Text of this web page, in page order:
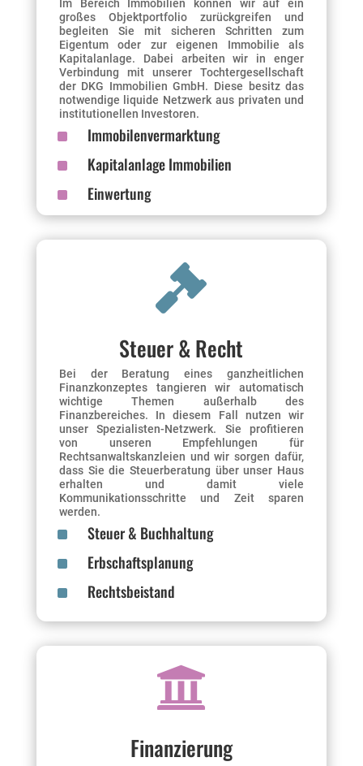
Im Bereich Immobilien können wir auf ein
großes Objektportfolio zurückgreifen und
begleiten Sie mit sicheren Schritten zum
Eigentum oder zur eigenen Immobilie als
Kapitalanlage. Dabei arbeiten wir in enger
Verbindung mit unserer Tochtergesellschaft
der DKG Immobilien GmbH. Diese besitz das
notwendige liquide Netzwerk aus privaten und
institutionellen Investoren.
^ Immobilenvermarktung
^ Kapitalanlage Immobilien
^ Einwertung

Steuer & Recht
Bei der Beratung eines ganzheitlichen
Finanzkonzeptes tangieren wir automatisch
wichtige Themen außerhalb des
Finanzbereiches. In diesem Fall nutzen wir
unser Spezialisten-Netzwerk. Sie profitieren
von unseren Empfehlungen für
Rechtsanwaltskanzleien und wir sorgen dafür,
dass Sie die Steuerberatung über unser Haus
erhalten und damit viele
Kommunikationsschritte und Zeit sparen
werden.
^ Steuer & Buchhaltung
^ Erbschaftsplanung
^ Rechtsbeistand

Finanzierung